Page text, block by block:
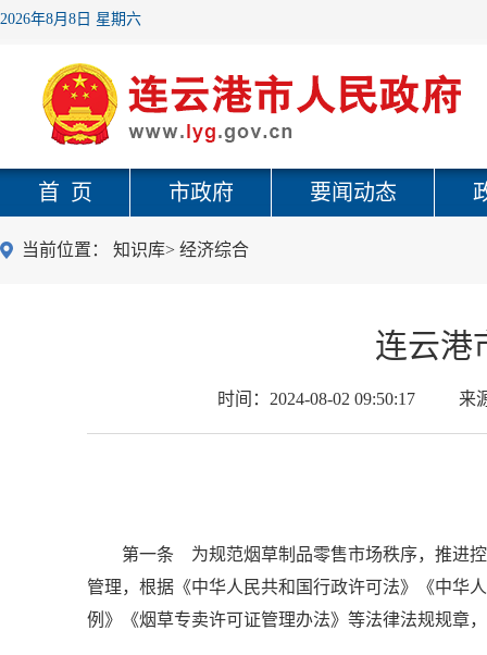
2026年8月8日 星期六
首 页 市政府 要闻动态
当前位置： 知识库> 经济综合
连云港
时间： 2024-08-02 09:50:17 来
第一条 为规范烟草制品零售市场秩序，推进
管理，根据《中华人民共和国行政许可法》《中华
例》《烟草专卖许可证管理办法》等法律法规规章